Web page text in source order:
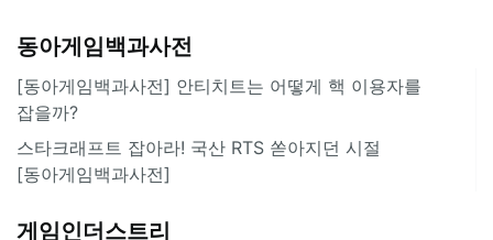
동아게임백과사전
[동아게임백과사전] 안티치트는 어떻게 핵 이용자를
잡을까?
스타크래프트 잡아라! 국산 RTS 쏟아지던 시절
[동아게임백과사전]
게임인더스트리